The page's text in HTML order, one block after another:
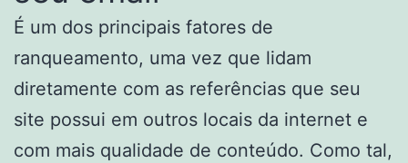
É um dos principais fatores de
ranqueamento, uma vez que lidam
diretamente com as referências que seu
site possui em outros locais da internet e
com mais qualidade de conteúdo. Como tal,